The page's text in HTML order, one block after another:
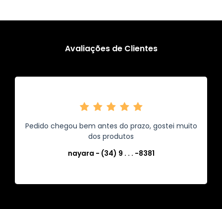
Avaliações de Clientes
Pedido chegou bem antes do prazo, gostei muito
dos produtos
nayara - (34) 9 . . . -8381